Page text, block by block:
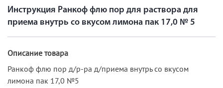
Инструкция Ранкоф флю пор для раствора для
приема внутрь со вкусом лимона пак 17,0 № 5
Описание товара
Ранкоф флю пор д/р-ра д/приема внутрь со вкусом
лимона пак 17,0 №5